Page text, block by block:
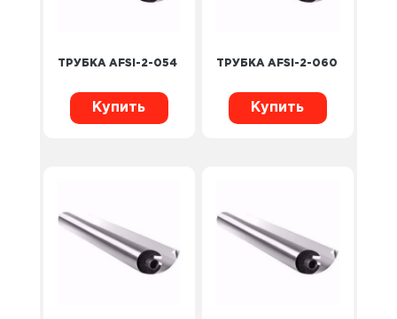
ТРУБКА AFSI-2-054
Купить
ТРУБКА AFSI-2-060
Купить